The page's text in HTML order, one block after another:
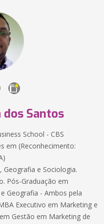
Santos
School - CBS
em (Reconhecimento:
e Sociologia.
Pós-Graduação em
Geografia - Ambos pela
Executivo em Marketing e
Gestão em Marketing de